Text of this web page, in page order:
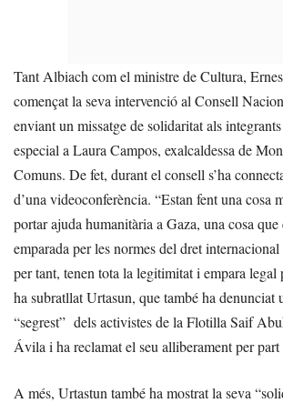
Tant Albiach com el ministre de Cultura,
començat la seva intervenció al Consell
enviant un missatge de solidaritat als
especial a Laura Campos, exalcaldessa de
Comuns. De fet, durant el consell s’ha
d’una videoconferència. “Estan fent una cosa
portar ajuda humanitària a Gaza, una cosa que
emparada per les normes del dret
per tant, tenen tota la legitimitat i empara legal
ha subratllat Urtasun, que també ha denunciat
“segrest” dels activistes de la Flotilla Saif
Ávila i ha reclamat el seu alliberament per part
A més, Urtastun també ha mostrat la seva